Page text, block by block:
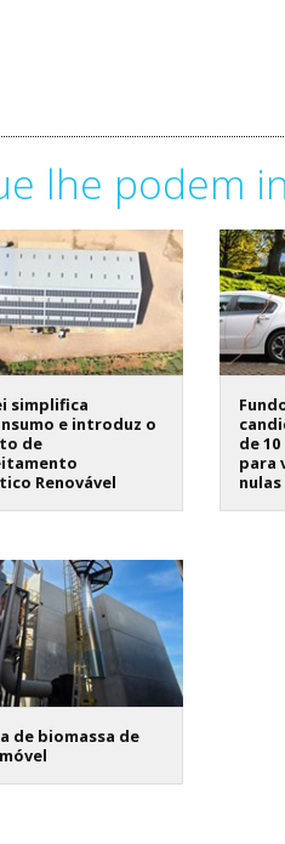
lhe podem
simplifica
e introduz o
de
Renovável
de
para
nulas
de biomassa de